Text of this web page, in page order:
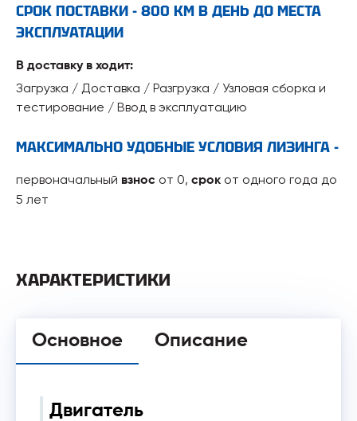
СРОК ПОСТАВКИ - 800 КМ В ДЕНЬ ДО МЕСТА
ЭКСПЛУАТАЦИИ
В доставку в ходит:
Загрузка / Доставка / Разгрузка / Узловая сборка и
тестирование / Ввод в эксплуатацию
МАКСИМАЛЬНО УДОБНЫЕ УСЛОВИЯ ЛИЗИНГА -
первоначальный взнос от 0, срок от одного года до
5 лет
ХАРАКТЕРИСТИКИ
Основное Описание
Двигатель